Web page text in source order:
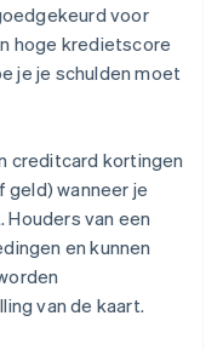
voor
hoge kredietscore
je je schulden moet
creditcard kortingen
geld) wanneer je
van een
en kunnen
van de kaart.